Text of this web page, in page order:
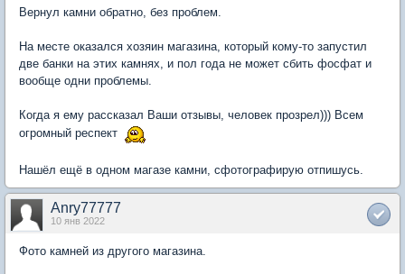
Вернул камни обратно, без проблем.
На месте оказался хозяин магазина, который кому-то запустил
две банки на этих камнях, и пол года не может сбить фосфат и
вообще одни проблемы.
Когда я ему рассказал Ваши отзывы, человек прозрел))) Всем
огромный респект
Нашёл ещё в одном магазе камни, сфотографирую отпишусь.
Anry77777
10 янв 2022
Фото камней из другого магазина.